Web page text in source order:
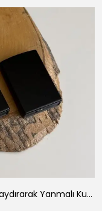
Aksesauar Yana Kaydırarak Yanmalı Kum Siyah Çakmak